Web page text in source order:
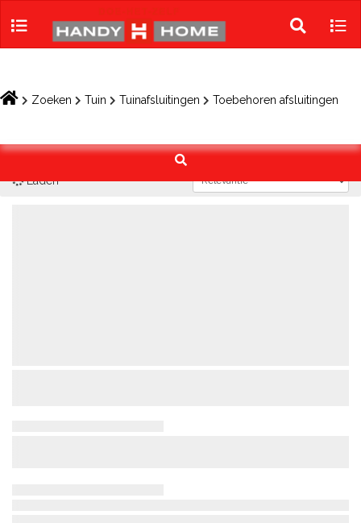
Toggle
search
Zoeken Tuin Tuinafsluitingen Toebehoren afsluitingen
Laden